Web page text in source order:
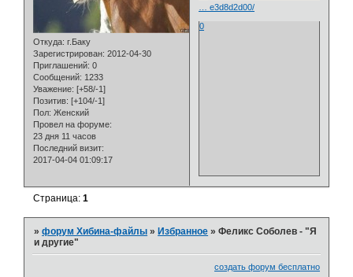
Откуда: г.Баку
Зарегистрирован: 2012-04-30
Приглашений: 0
Сообщений: 1233
Уважение: [+58/-1]
Позитив: [+104/-1]
Пол: Женский
Провел на форуме:
23 дня 11 часов
Последний визит:
2017-04-04 01:09:17
… e3d8d2d00/
0
Страница:1
»форум Хибина-файлы »Избранное »Феликс Соболев - "Я
и другие"
создать форум бесплатно